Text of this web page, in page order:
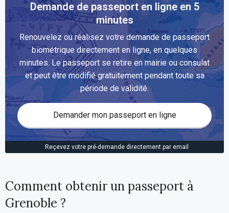
Demande de passeport en ligne en 5
minutes
Renouvelez ou réalisez votre demande de passeport
biométrique directement en ligne, en quelques
minutes. Le passeport se retire en mairie ou consulat
et peut être modifié gratuitement pendant toute sa
période de validité.
Demander mon passeport en ligne
Reçevez votre pré-demande directement par email
Comment obtenir un passeport à
Grenoble ?